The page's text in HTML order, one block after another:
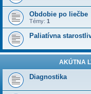
Obdobie po liečbe
Témy: 1
Paliatívna
AKÚTNA
Diagnostika